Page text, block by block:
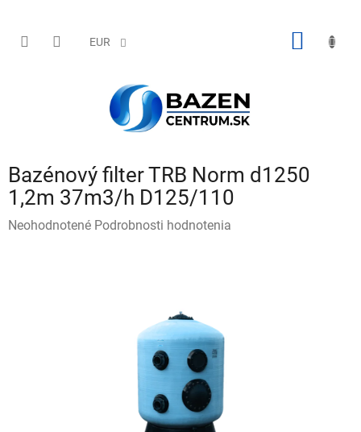
obsah
EUR
Bazénový filter TRB Norm d1250
1,2m 37m3/h D125/110
Priemerné
Neohodnotené Podrobnosti hodnotenia